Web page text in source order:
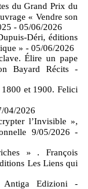
du Grand Prix du
« Vendre son
- 05/06/2026
Déri, éditions
» - 05/06/2026
Élire un pape
Bayard Récits
-
et 1900. Felici
04/2026
l’Invisible »,
9/05/2026 -
» . François
Les Liens qui
Edizioni
-